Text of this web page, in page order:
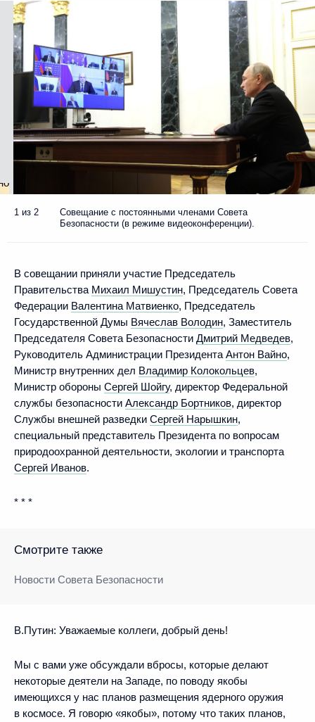
1 из 2
Совещание с постоянными членами Совета
Безопасности (в режиме видеоконференции).
В совещании приняли участие Председатель
Правительства Михаил Мишустин, Председатель Совета
Федерации Валентина Матвиенко, Председатель
Государственной Думы Вячеслав Володин, Заместитель
Председателя Совета Безопасности Дмитрий Медведев,
Руководитель Администрации Президента Антон Вайно,
Министр внутренних дел Владимир Колокольцев,
Министр обороны Сергей Шойгу, директор Федеральной
службы безопасности Александр Бортников, директор
Службы внешней разведки Сергей Нарышкин,
специальный представитель Президента по вопросам
природоохранной деятельности, экологии и транспорта
Сергей Иванов.
* * *
Смотрите также
Новости Совета Безопасности
В.Путин: Уважаемые коллеги, добрый день!
Мы с вами уже обсуждали вбросы, которые делают
некоторые деятели на Западе, по поводу якобы
имеющихся у нас планов размещения ядерного оружия
в космосе. Я говорю «якобы», потому что таких планов,